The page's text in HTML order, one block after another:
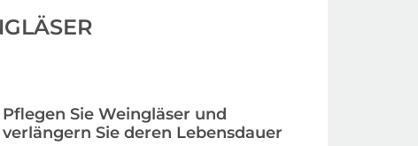
Pflegen Sie Weingläser und
verlängern Sie deren Lebensdauer